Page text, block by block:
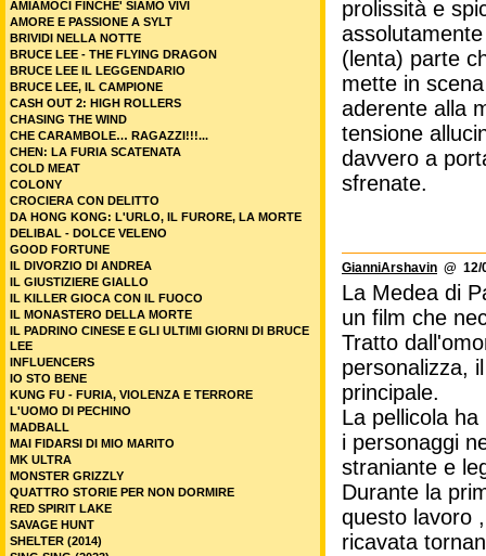
prolissità e
(lenta) parte
mette in
aderente alla
tensione
davvero a
sfrenate.
GianniArshavin @ 12/
La Medea di
un film che
Tratto
personalizza,
principale.
La pellicola
i personaggi
straniante e
Durante la
questo lavoro
ricavata
AMIAMOCI FINCHE' SIAMO VIVI
AMORE E PASSIONE A SYLT
BRIVIDI NELLA NOTTE
BRUCE LEE - THE FLYING DRAGON
BRUCE LEE IL LEGGENDARIO
BRUCE LEE, IL CAMPIONE
CASH OUT 2: HIGH ROLLERS
CHASING THE WIND
CHE CARAMBOLE… RAGAZZI!!!...
CHEN: LA FURIA SCATENATA
COLD MEAT
COLONY
CROCIERA CON DELITTO
DA HONG KONG: L'URLO, IL FURORE, LA MORTE
DELIBAL - DOLCE VELENO
GOOD FORTUNE
IL DIVORZIO DI ANDREA
IL GIUSTIZIERE GIALLO
IL KILLER GIOCA CON IL FUOCO
IL MONASTERO DELLA MORTE
IL PADRINO CINESE E GLI ULTIMI GIORNI DI BRUCE
LEE
INFLUENCERS
IO STO BENE
KUNG FU - FURIA, VIOLENZA E TERRORE
L'UOMO DI PECHINO
MADBALL
MAI FIDARSI DI MIO MARITO
MK ULTRA
MONSTER GRIZZLY
QUATTRO STORIE PER NON DORMIRE
RED SPIRIT LAKE
SAVAGE HUNT
SHELTER (2014)